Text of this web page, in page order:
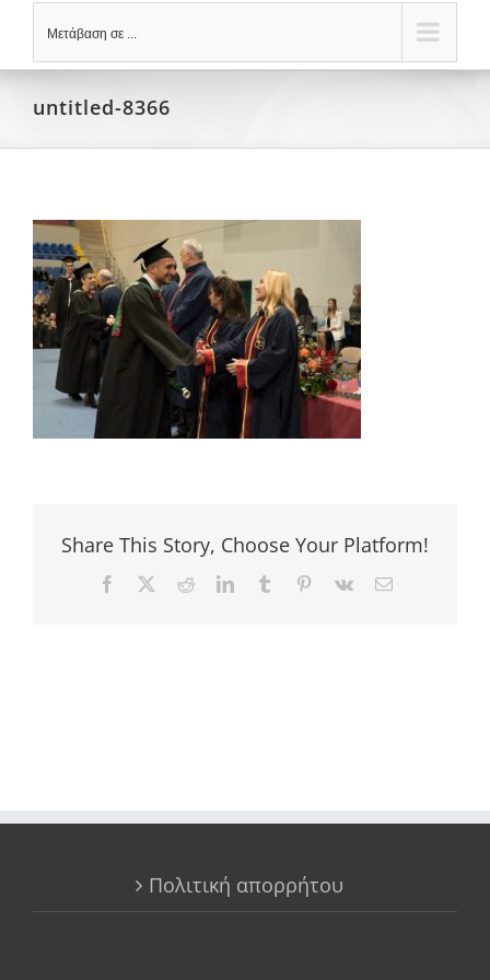
Μετάβαση σε ...
untitled-8366
Share This Story, Choose Your Platform!
Facebook RedditLinkedInTumblr Pinterest
Vk Email
Πολιτική απορρήτου